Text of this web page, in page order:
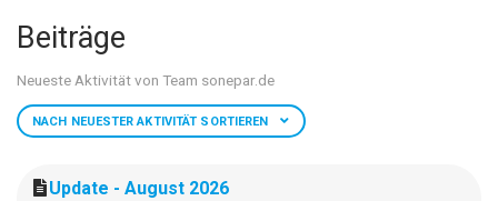
Beiträge
Neueste Aktivität von Team sonepar.de
NACH NEUESTER AKTIVITÄT SORTIEREN
Update - August 2026